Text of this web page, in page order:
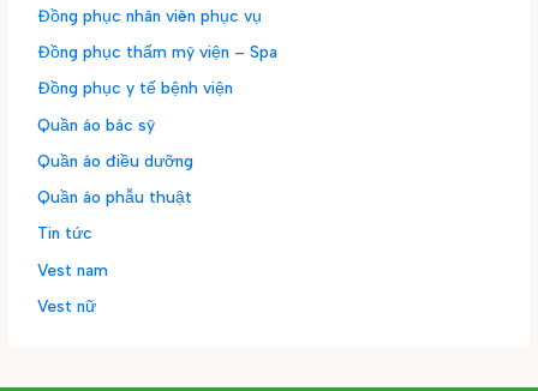
Đồng phục nhân viên phục vụ
Đồng phục thẩm mỹ viện – Spa
Đồng phục y tế bệnh viện
Quần áo bác sỹ
Quần áo điều dưỡng
Quần áo phẫu thuật
Tin tức
Vest nam
Vest nữ